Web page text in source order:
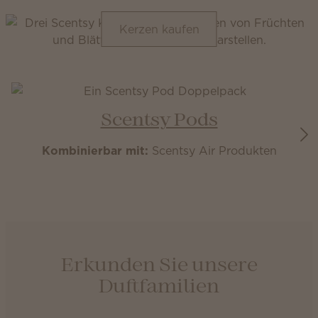
Kerzen kaufen
Scentsy Pods
Kombinierbar mit: Scentsy Air Produkten
Erkunden Sie unsere
Duftfamilien